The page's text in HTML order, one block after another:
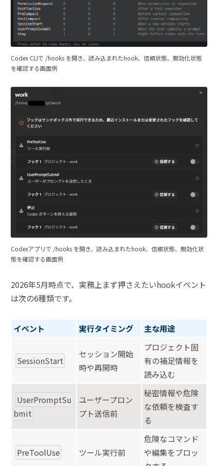
Codex CLIで /hooks を開き、読み込まれたhook、信頼状態、無効化状態
を確認する画面例
Codexアプリで /hooks を開き、読み込まれたhook、信頼状態、無効化状
態を確認する画面例
2026年5月時点で、実務上まず押さえたいhookイベント
は次の6種類です。
イベント 実行タイミング 主な用途
SessionStart
セッション開始
時や再開時
プロジェクト固
有の補足情報を
読み込む
UserPromptSu
bmit
ユーザープロン
プト送信前
秘密情報や危険
な依頼を検査す
る
PreToolUse ツール実行前
危険なコマンド
や編集をブロッ